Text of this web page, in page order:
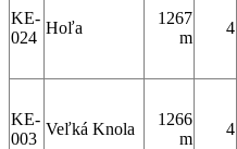
KE-
024
Hoľa
1267
m
4
KE-
003
Veľká Knola
1266
m
4